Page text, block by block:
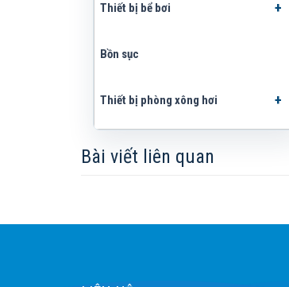
Thiết bị bể bơi
Bồn sục
Thiết bị phòng xông hơi
Bài viết liên quan